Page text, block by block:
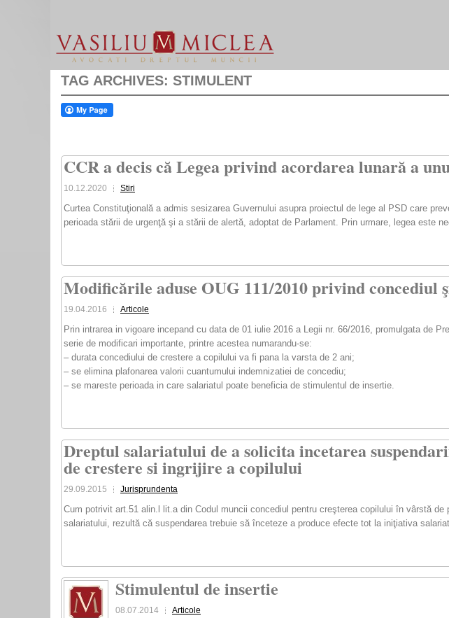
TAG ARCHIVES: STIMULENT
CCR a decis că Legea privind acordarea lunară a
10.12.2020 Stiri
Curtea Constituţională a admis sesizarea Guvernului asupra proiectul de lege al PSD care
perioada stării de urgenţă şi a stării de alertă, adoptat de Parlament. Prin urmare, legea este
Modificările aduse OUG 111/2010 privind
19.04.2016 Articole
Prin intrarea in vigoare incepand cu data de 01 iulie 2016 a Legii nr. 66/2016, promulgata de
serie de modificari importante, printre acestea numarandu-se:
– durata concediului de crestere a copilului va fi pana la varsta de 2 ani;
– se elimina plafonarea valorii cuantumului indemnizatiei de concediu;
– se mareste perioada in care salariatul poate beneficia de stimulentul de insertie.
Dreptul salariatului de a solicita incetarea
de crestere si ingrijire a copilului
29.09.2015 Jurisprundenta
Cum potrivit art.51 alin.l lit.a din Codul muncii concediul pentru creşterea copilului în vârstă
salariatului, rezultă că suspendarea trebuie să înceteze a produce efecte tot la iniţiativa
Stimulentul de insertie
08.07.2014 Articole